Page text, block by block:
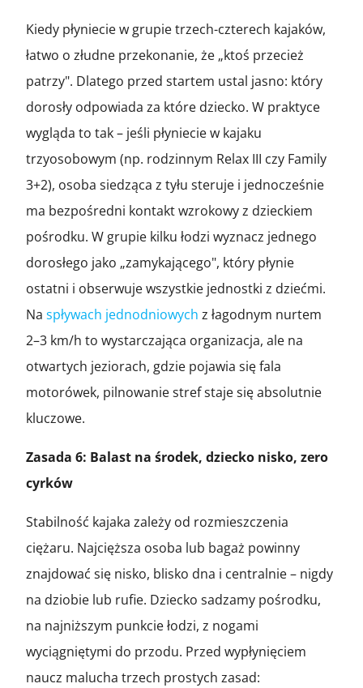
Kiedy płyniecie w grupie trzech-czterech kajaków,
łatwo o złudne przekonanie, że „ktoś przecież
patrzy". Dlatego przed startem ustal jasno: który
dorosły odpowiada za które dziecko. W praktyce
wygląda to tak – jeśli płyniecie w kajaku
trzyosobowym (np. rodzinnym Relax III czy Family
3+2), osoba siedząca z tyłu steruje i jednocześnie
ma bezpośredni kontakt wzrokowy z dzieckiem
pośrodku. W grupie kilku łodzi wyznacz jednego
dorosłego jako „zamykającego", który płynie
ostatni i obserwuje wszystkie jednostki z dziećmi.
Na spływach jednodniowych z łagodnym nurtem
2–3 km/h to wystarczająca organizacja, ale na
otwartych jeziorach, gdzie pojawia się fala
motorówek, pilnowanie stref staje się absolutnie
kluczowe.
Zasada 6: Balast na środek, dziecko nisko, zero
cyrków
Stabilność kajaka zależy od rozmieszczenia
ciężaru. Najcięższa osoba lub bagaż powinny
znajdować się nisko, blisko dna i centralnie – nigdy
na dziobie lub rufie. Dziecko sadzamy pośrodku,
na najniższym punkcie łodzi, z nogami
wyciągniętymi do przodu. Przed wypłynięciem
naucz malucha trzech prostych zasad: